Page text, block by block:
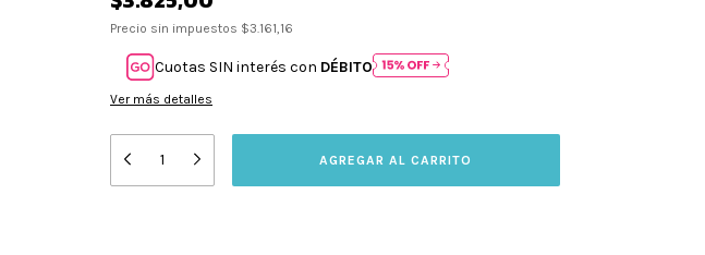
Precio sin impuestos $3.161,16
Cuotas SIN interés con DÉBITO
Ver más detalles